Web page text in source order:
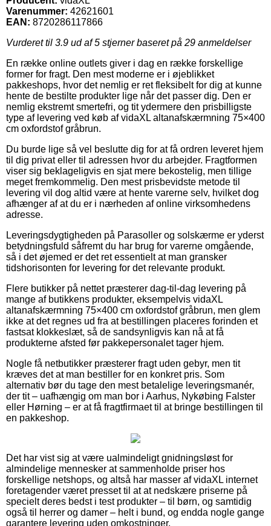
Varenummer: 42621601
EAN: 8720286117866
Vurderet til 3.9 ud af 5 stjerner baseret på 29 anmeldelser
En række online outlets giver i dag en række forskellige
former for fragt. Den mest moderne er i øjeblikket
pakkeshops, hvor det nemlig er ret fleksibelt for dig at kunne
hente de bestilte produkter lige når det passer dig. Den er
nemlig ekstremt smertefri, og tit ydermere den prisbilligste
type af levering ved køb af vidaXL altanafskærmning 75×400
cm oxfordstof gråbrun.
Du burde lige så vel beslutte dig for at få ordren leveret hjem
til dig privat eller til adressen hvor du arbejder. Fragtformen
viser sig beklageligvis en sjat mere bekostelig, men tillige
meget fremkommelig. Den mest prisbevidste metode til
levering vil dog altid være at hente varerne selv, hvilket dog
afhænger af at du er i nærheden af online virksomhedens
adresse.
Leveringsdygtigheden på Parasoller og solskærme er yderst
betydningsfuld såfremt du har brug for varerne omgående,
så i det øjemed er det ret essentielt at man gransker
tidshorisonten for levering for det relevante produkt.
Flere butikker på nettet præsterer dag-til-dag levering på
mange af butikkens produkter, eksempelvis vidaXL
altanafskærmning 75×400 cm oxfordstof gråbrun, men glem
ikke at det regnes ud fra at bestillingen placeres forinden et
fastsat klokkeslæt, så de sandsynligvis kan nå at få
produkterne afsted før pakkepersonalet tager hjem.
Nogle få netbutikker præsterer fragt uden gebyr, men tit
kræves det at man bestiller for en konkret pris. Som
alternativ bør du tage den mest betalelige leveringsmanér,
der tit – uafhængig om man bor i Aarhus, Nykøbing Falster
eller Hørning – er at få fragtfirmaet til at bringe bestillingen til
en pakkeshop.
Det har vist sig at være ualmindeligt gnidningsløst for
almindelige mennesker at sammenholde priser hos
forskellige netshops, og altså har masser af vidaXL internet
foretagender været presset til at at nedskære priserne på
specielt deres bedst i test produkter – til børn, og samtidig
også til herrer og damer – helt i bund, og endda nogle gange
garantere levering uden omkostninger.